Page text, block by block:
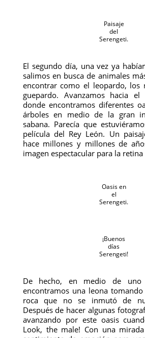
Paisaje
del
Serengeti.
El segundo día, una vez ya
salimos en busca de animales
encontrar como el leopardo, los
guepardo. Avanzamos hacia
donde encontramos diferentes
árboles en medio de la gran
sabana. Parecía que
película del Rey León. Un
hace millones y millones de
imagen espectacular para la
Oasis en
el
Serengeti.
¡Buenos
días
Serengeti!
De hecho, en medio de uno
encontramos una leona
roca que no se inmutó de
Después de hacer algunas
avanzando por este oasis
Look, the male! Con una